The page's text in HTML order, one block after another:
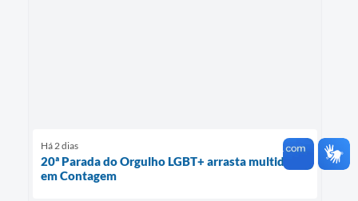
Há 2 dias
20ª Parada do Orgulho LGBT+ arrasta multidão
em Contagem